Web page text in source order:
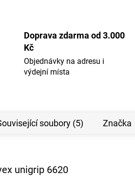
Doprava zdarma od 3.000
Kč
Objednávky na adresu i
výdejní místa
soubory (5) Značka
unigrip 6620